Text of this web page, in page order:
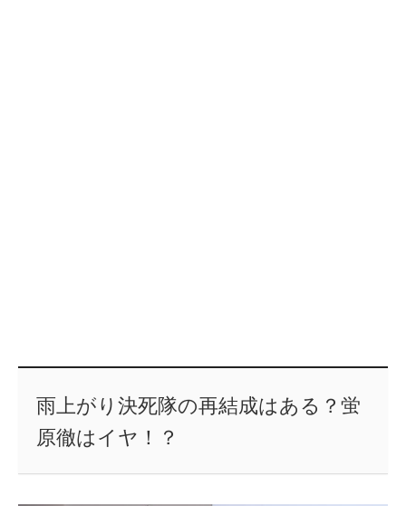
雨上がり決死隊の再結成はある？蛍
原徹はイヤ！？